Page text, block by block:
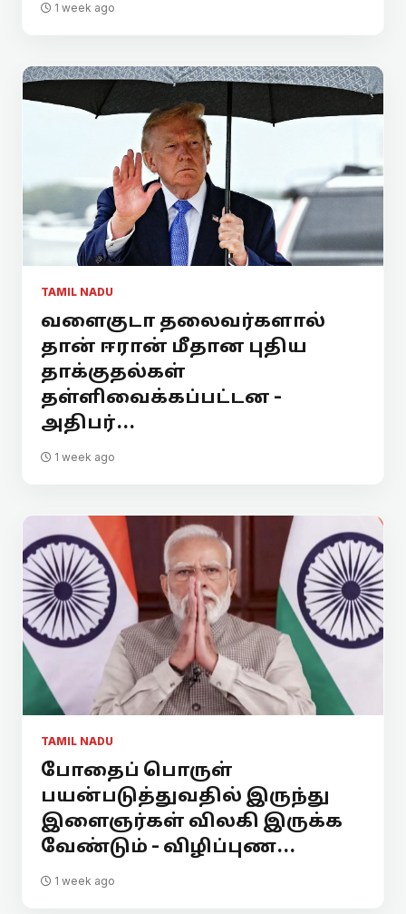
1 week ago
TAMIL NADU
வளைகுடா தலைவர்களால்
தான் ஈரான் மீதான புதிய
தாக்குதல்கள்
தள்ளிவைக்கப்பட்டன -
அதிபர்...
1 week ago
TAMIL NADU
போதைப் பொருள்
பயன்படுத்துவதில் இருந்து
இளைஞர்கள் விலகி இருக்க
வேண்டும் - விழிப்புண...
1 week ago